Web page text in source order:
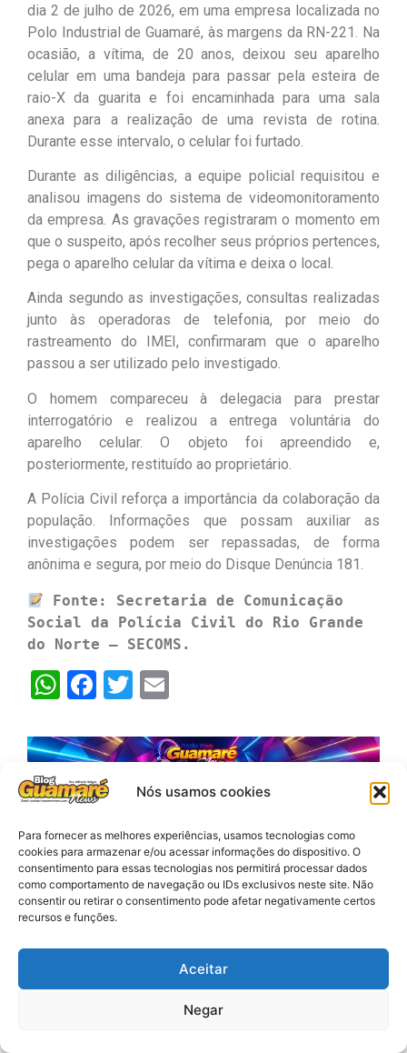
Nós usamos cookies
Para fornecer as melhores experiências, usamos tecnologias como
cookies para armazenar e/ou acessar informações do dispositivo. O
consentimento para essas tecnologias nos permitirá processar dados
como comportamento de navegação ou IDs exclusivos neste site. Não
consentir ou retirar o consentimento pode afetar negativamente certos
recursos e funções.
Aceitar
Negar
dia 2 de julho de 2026, em uma empresa localizada no
Polo Industrial de Guamaré, às margens da RN-221. Na
ocasião, a vítima, de 20 anos, deixou seu aparelho
celular em uma bandeja para passar pela esteira de
raio-X da guarita e foi encaminhada para uma sala
anexa para a realização de uma revista de rotina.
Durante esse intervalo, o celular foi furtado.
Durante as diligências, a equipe policial requisitou e
analisou imagens do sistema de videomonitoramento
da empresa. As gravações registraram o momento em
que o suspeito, após recolher seus próprios pertences,
pega o aparelho celular da vítima e deixa o local.
Ainda segundo as investigações, consultas realizadas
junto às operadoras de telefonia, por meio do
rastreamento do IMEI, confirmaram que o aparelho
passou a ser utilizado pelo investigado.
O homem compareceu à delegacia para prestar
interrogatório e realizou a entrega voluntária do
aparelho celular. O objeto foi apreendido e,
posteriormente, restituído ao proprietário.
A Polícia Civil reforça a importância da colaboração da
população. Informações que possam auxiliar as
investigações podem ser repassadas, de forma
anônima e segura, por meio do Disque Denúncia 181.
Fonte: Secretaria de Comunicação
Social da Polícia Civil do Rio Grande
do Norte – SECOMS.
WhatsApp
Facebook
Twitter
Politica: Candidatos ao
senado pelo RN,
declararam seus bens nas
candidaturas. Styvenson
liderá o ranking
agosto 4, 2026